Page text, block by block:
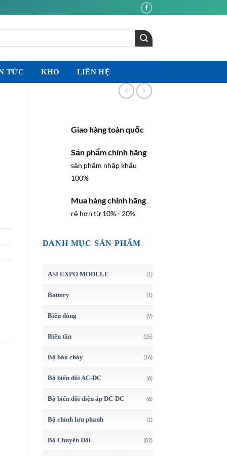
TỨC KHO LIÊN HỆ
Giao hàng toàn quốc
Sản phẩm chính hãng
sản phẩm nhập khẩu
100%
Mua hàng chính hãng
rẻ hơn từ 10% - 20%
DANH MỤC SẢN PHẨM
ASI EXPO MODULE (1)
Battery (1)
Biến dòng (9)
Biến tần (25)
Bộ báo cháy (16)
Bộ biến đổi AC-DC (6)
Bộ biến đổi điện áp DC-DC (6)
Bộ chỉnh lưu phanh (1)
Bộ Chuyển Đổi (82)